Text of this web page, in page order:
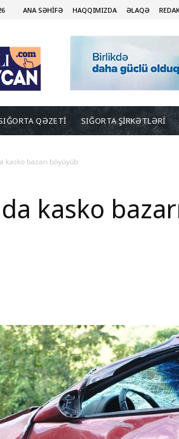
ANA SƏHİFƏ HAQQIMIZDA ƏLAQƏ
QƏZETİ SIĞORTA ŞİRKƏTLƏRİ
kasko bazarı böyüyüb
kasko